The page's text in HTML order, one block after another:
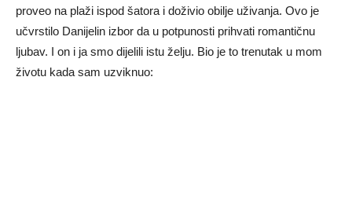
proveo na plaži ispod šatora i doživio obilje uživanja. Ovo je
učvrstilo Danijelin izbor da u potpunosti prihvati romantičnu
ljubav. I on i ja smo dijelili istu želju. Bio je to trenutak u mom
životu kada sam uzviknuo: